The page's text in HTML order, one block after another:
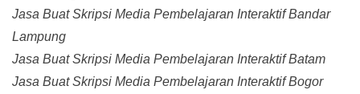
Jasa Buat Skripsi Media Pembelajaran Interaktif Bandar
Lampung
Jasa Buat Skripsi Media Pembelajaran Interaktif Batam
Jasa Buat Skripsi Media Pembelajaran Interaktif Bogor